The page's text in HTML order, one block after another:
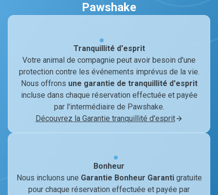
Pawshake
Tranquillité d'esprit
Votre animal de compagnie peut avoir besoin d'une
protection contre les événements imprévus de la vie.
Nous offrons une garantie de tranquillité d'esprit
incluse dans chaque réservation effectuée et payée
par l'intermédiaire de Pawshake.
Découvrez la Garantie tranquillité d'esprit
Bonheur
Nous incluons une Garantie Bonheur Garantigratuite
pour chaque réservation effectuée et payée par